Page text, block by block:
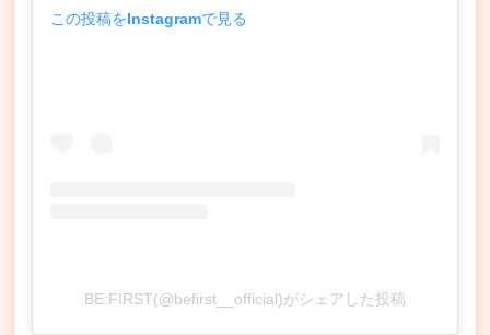
この投稿をInstagramで見る
BE:FIRST(@befirst__official)がシェアした投稿